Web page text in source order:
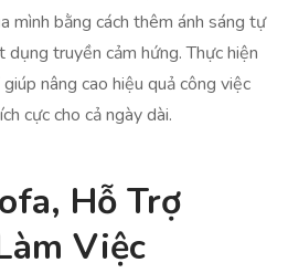
mình bằng cách thêm ánh sáng tự
dụng truyền cảm hứng. Thực hiện
nâng cao hiệu quả công việc
cực cho cả ngày dài.
Hỗ Trợ
Việc